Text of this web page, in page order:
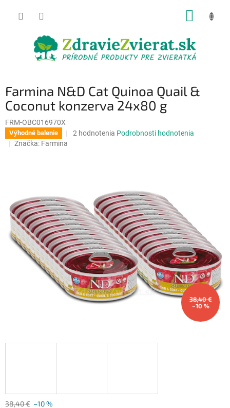
Farmina N&D Cat Quinoa Quail &
Coconut konzerva 24x80 g
FRM-OBC016970X
Výhodné balenie
Priemerné
hviezdičiek.
2 hodnotenia Podrobnosti hodnotenia
Značka: Farmina
38,40 €
–10 %
38,40 € –10 %